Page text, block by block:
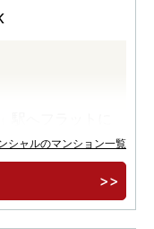
駅へフラットに
～７０㎡台のプ
シャルのマンション一覧